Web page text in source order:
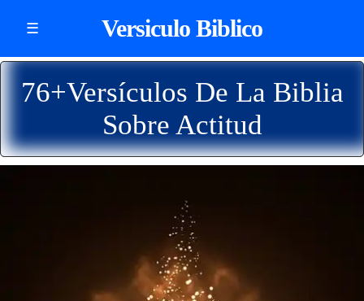
☰ Versiculo Biblico
76+Versículos De La Biblia
Sobre Actitud